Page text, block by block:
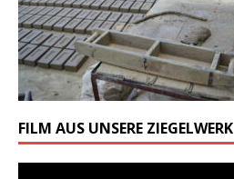
FILM AUS UNSERE ZIEGELWERK